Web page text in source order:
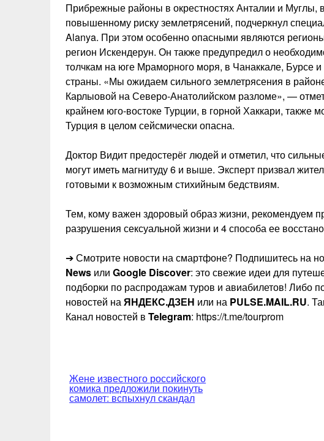
Прибрежные районы в окрестностях Анталии и Муглы,
повышенному риску землетрясений, подчеркнул
Alanya. При этом особенно опасными являются
регион Искендерун. Он также предупредил о
толчкам на юге Мраморного моря, в Чанаккале, Бурсе
страны. «Мы ожидаем сильного землетрясения в
Карлыовой на Северо-Анатолийском разломе», —
крайнем юго-востоке Турции, в горной Хаккари, также
Турция в целом сейсмически опасна.
Доктор Видит предостерёг людей и отметил, что
могут иметь магнитуду 6 и выше. Эксперт призвал
готовыми к возможным стихийным бедствиям.
Тем, кому важен здоровый образ жизни, рекомендуем
разрушения сексуальной жизни и 4 способа ее
➔ Смотрите новости на смартфоне? Подпишитесь на
News или Google Discover: это свежие идеи для
подборки по распродажам туров и авиабилетов! Либо
новостей наЯНДЕКС.ДЗЕН или на PULSE.MAIL.RU.
Канал новостей в Telegram: https://t.me/tourprom
Навигация
Жене известного российского
комика предложили покинуть
самолет: вспыхнул скандал